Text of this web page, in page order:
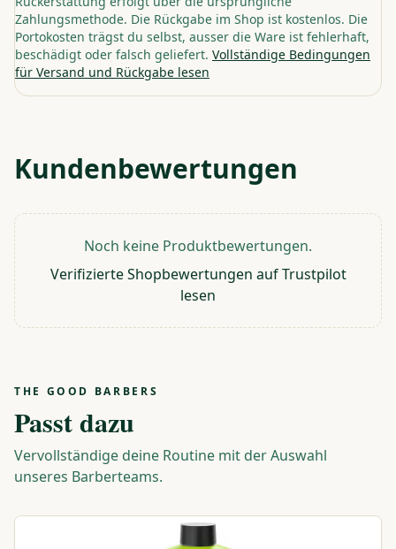
Zahlungsmethode. Die Rückgabe im Shop ist kostenlos. Die
Portokosten trägst du selbst, ausser die Ware ist fehlerhaft,
beschädigt oder falsch geliefert. Vollständige Bedingungen
für Versand und Rückgabe lesen
Kundenbewertungen
Noch keine Produktbewertungen.
Verifizierte Shopbewertungen auf Trustpilot
lesen
THE GOOD BARBERS
Passt dazu
Vervollständige deine Routine mit der Auswahl
unseres Barberteams.